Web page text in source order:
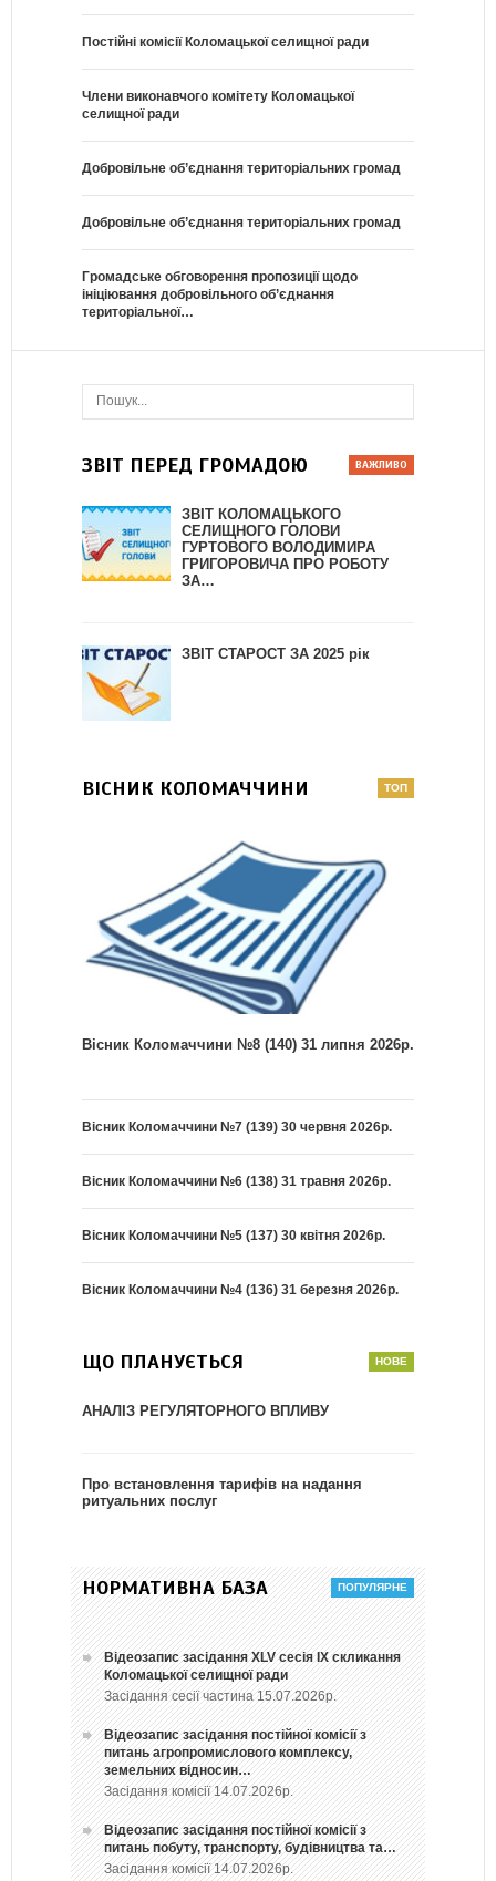
Постійні комісії Коломацької селищної ради
Члени виконавчого комітету Коломацької
селищної ради
Добровільне об’єднання територіальних громад
Добровільне об’єднання територіальних громад
Громадське обговорення пропозиції щодо
ініціювання добровільного об’єднання
територіальної…
ЗВІТ ПЕРЕД ГРОМАДОЮ
ЗВІТ КОЛОМАЦЬКОГО
СЕЛИЩНОГО ГОЛОВИ
ГУРТОВОГО ВОЛОДИМИРА
ГРИГОРОВИЧА ПРО РОБОТУ
ЗА…
ЗВІТ СТАРОСТ ЗА 2025 рік
ВІСНИК КОЛОМАЧЧИНИ
Вісник Коломаччини №8 (140) 31 липня 2026р.
Вісник Коломаччини №7 (139) 30 червня 2026р.
Вісник Коломаччини №6 (138) 31 травня 2026р.
Вісник Коломаччини №5 (137) 30 квітня 2026р.
Вісник Коломаччини №4 (136) 31 березня 2026р.
ЩО ПЛАНУЄТЬСЯ
АНАЛІЗ РЕГУЛЯТОРНОГО ВПЛИВУ
Про встановлення тарифів на надання
ритуальних послуг
НОРМАТИВНА БАЗА
Відеозапис засідання ХLV сесія ІХ скликання
Коломацької селищної ради
Засідання сесії частина 15.07.2026р.
Відеозапис засідання постійної комісії з
питань агропромислового комплексу,
земельних відносин…
Засідання комісії 14.07.2026р.
Відеозапис засідання постійної комісії з
питань побуту, транспорту, будівництва та…
Засідання комісії 14.07.2026р.